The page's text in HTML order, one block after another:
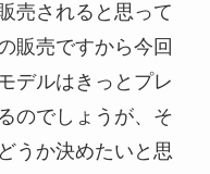
売されると思って
販売ですから今回
デルはきっとプレ
のでしょうが、そ
うか決めたいと思